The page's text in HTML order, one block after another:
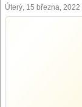
Úterý, 15 března, 2022